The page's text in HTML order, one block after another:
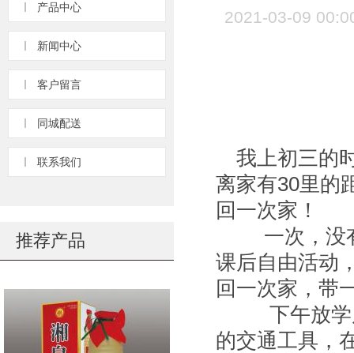
产品中心
新闻中心
客户留言
同城配送
联系我们
推荐产品
2021-03-09
我上初三的
离家有30里的
回一次家！
一次，没
课后自由活动
回一次家，带
下午放学
的交通工具，